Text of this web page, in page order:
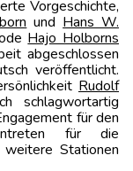
Vorgeschichte,
und Hans W.
Hajo Holborns
abgeschlossen
veröffentlicht.
Rudolf
schlagwortartig
für den
für die
Stationen